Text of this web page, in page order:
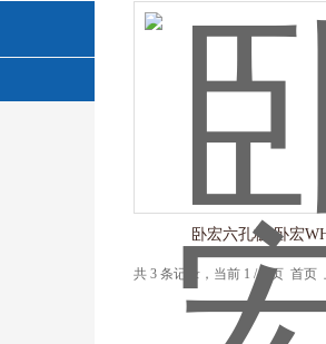
卧宏六孔板 卧宏
共 3 条记录，当前 1 / 1 页 首